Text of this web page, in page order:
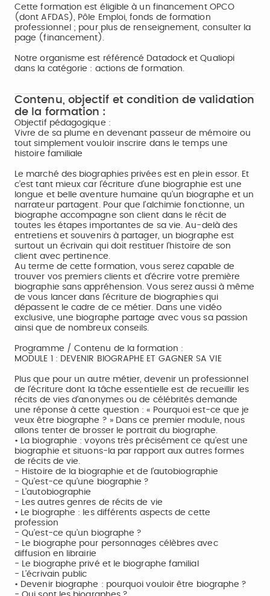
Cette formation est éligible à un financement OPCO
(dont AFDAS), Pôle Emploi, fonds de formation
professionnel ; pour plus de renseignement, consulter la
page (financement).
Notre organisme est référencé Datadock et Qualiopi
dans la catégorie : actions de formation.
Contenu, objectif et condition de validation
de la formation :
Objectif pédagogique :
Vivre de sa plume en devenant passeur de mémoire ou
tout simplement vouloir inscrire dans le temps une
histoire familiale
Le marché des biographies privées est en plein essor. Et
c’est tant mieux car l’écriture d’une biographie est une
longue et belle aventure humaine qu’un biographe et un
narrateur partagent. Pour que l’alchimie fonctionne, un
biographe accompagne son client dans le récit de
toutes les étapes importantes de sa vie. Au-delà des
entretiens et souvenirs à partager, un biographe est
surtout un écrivain qui doit restituer l’histoire de son
client avec pertinence.
Au terme de cette formation, vous serez capable de
trouver vos premiers clients et d’écrire votre première
biographie sans appréhension. Vous serez aussi à même
de vous lancer dans l’écriture de biographies qui
dépassent le cadre de ce métier. Dans une vidéo
exclusive, une biographe partage avec vous sa passion
ainsi que de nombreux conseils.
Programme / Contenu de la formation :
MODULE 1 : DEVENIR BIOGRAPHE ET GAGNER SA VIE
Plus que pour un autre métier, devenir un professionnel
de l’écriture dont la tâche essentielle est de recueillir les
récits de vies d’anonymes ou de célébrités demande
une réponse à cette question : « Pourquoi est-ce que je
veux être biographe ? » Dans ce premier module, nous
allons tenter de brosser le portrait du biographe.
• La biographie : voyons très précisément ce qu’est une
biographie et situons-la par rapport aux autres formes
de récits de vie.
- Histoire de la biographie et de l’autobiographie
- Qu’est-ce qu’une biographie ?
- L’autobiographie
- Les autres genres de récits de vie
• Le biographe : les différents aspects de cette
profession
- Qu’est-ce qu’un biographe ?
- Le biographe pour personnages célèbres avec
diffusion en librairie
- Le biographe privé et le biographe familial
- L’écrivain public
• Devenir biographe : pourquoi vouloir être biographe ?